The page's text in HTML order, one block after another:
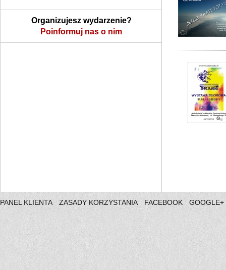
Organizujesz wydarzenie?
Poinformuj nas o nim
PANEL KLIENTA ZASADY KORZYSTANIA FACEBOOK GOOGLE+